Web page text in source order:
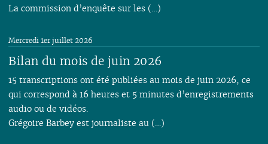
La commission d’enquête sur les (…)
Bilan du mois de juin 2026
Mercredi 1er juillet 2026
15 transcriptions ont été publiées au mois de juin 2026, ce
qui correspond à 16 heures et 5 minutes d’enregistrements
audio ou de vidéos.
Grégoire Barbey est journaliste au (…)